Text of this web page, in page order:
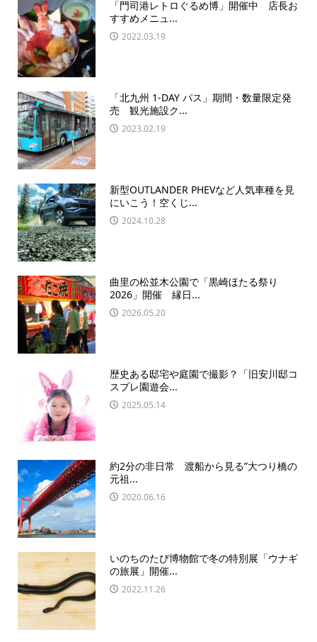
「門司港レトロぐるめ博」開催中 店長お
すすめメニュ...
2022.03.19
「北九州 1-DAY パス」期間・数量限定発
売 観光施設ク...
2023.02.19
新型OUTLANDER PHEVなど人気車種を見
にいこう！空くじ...
2024.10.28
曲里の松並木公園で「黒崎ほたる祭り
2026」開催 縁日...
2026.05.20
歴史ある邸宅や庭園で撮影？「旧安川邸コ
スプレ園遊会...
2025.05.14
約2分の非日常 渡船から見る”大つり橋の
元祖...
2020.06.16
いのちのたび博物館で冬の特別展「ウナギ
の旅展」開催...
2022.11.26